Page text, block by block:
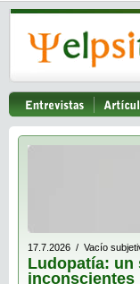
17.7.2026 / Vacío
Ludopatía: un
inconscientes